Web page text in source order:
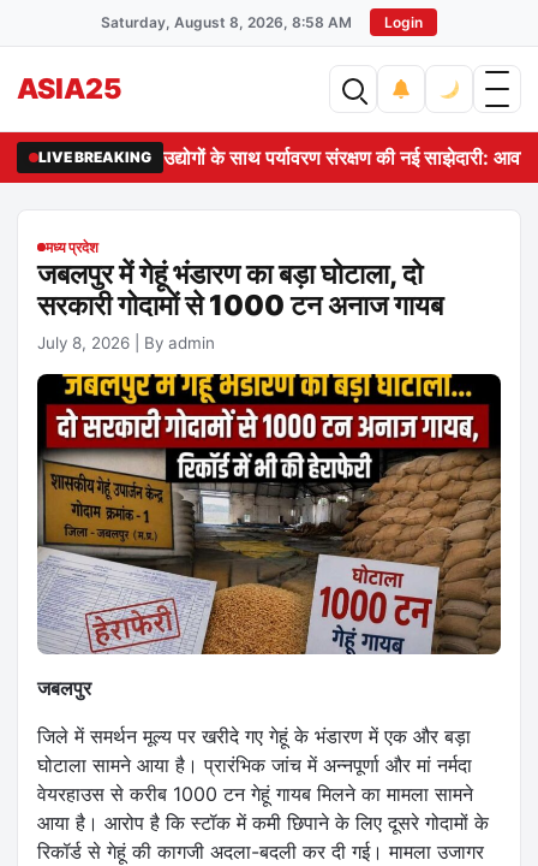
Saturday, August 8, 2026, 8:58 AM Login
ASIA25
LIVE BREAKING उद्योगों के साथ पर्यावरण संरक्षण की नई साझेदारी:
मध्य प्रदेश
जबलपुर में गेहूं भंडारण का बड़ा घोटाला, दो
सरकारी गोदामों से 1000 टन अनाज गायब
July 8, 2026 By admin
जबलपुर
जिले में समर्थन मूल्य पर खरीदे गए गेहूं के भंडारण में एक और बड़ा
घोटाला सामने आया है। प्रारंभिक जांच में अन्नपूर्णा और मां नर्मदा
वेयरहाउस से करीब 1000 टन गेहूं गायब मिलने का मामला सामने
आया है। आरोप है कि स्टॉक में कमी छिपाने के लिए दूसरे गोदामों के
रिकॉर्ड से गेहूं की कागजी अदला-बदली कर दी गई। मामला उजागर